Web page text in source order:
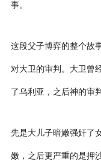
事。
这段父子博弈的整个故
对大卫的审判。大卫曾
了乌利亚，之后神的审
先是大儿子暗嫩强奸了
嫩，之后更严重的是押